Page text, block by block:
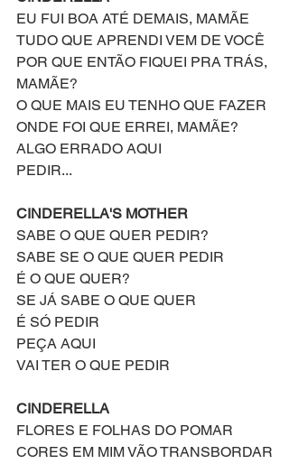
EU FUI BOA ATÉ DEMAIS, MAMÃE
TUDO QUE APRENDI VEM DE VOCÊ
POR QUE ENTÃO FIQUEI PRA TRÁS,
MAMÃE?
O QUE MAIS EU TENHO QUE FAZER
ONDE FOI QUE ERREI, MAMÃE?
ALGO ERRADO AQUI
PEDIR...
CINDERELLA'S MOTHER
SABE O QUE QUER PEDIR?
SABE SE O QUE QUER PEDIR
É O QUE QUER?
SE JÁ SABE O QUE QUER
É SÓ PEDIR
PEÇA AQUI
VAI TER O QUE PEDIR
CINDERELLA
FLORES E FOLHAS DO POMAR
CORES EM MIM VÃO TRANSBORDAR